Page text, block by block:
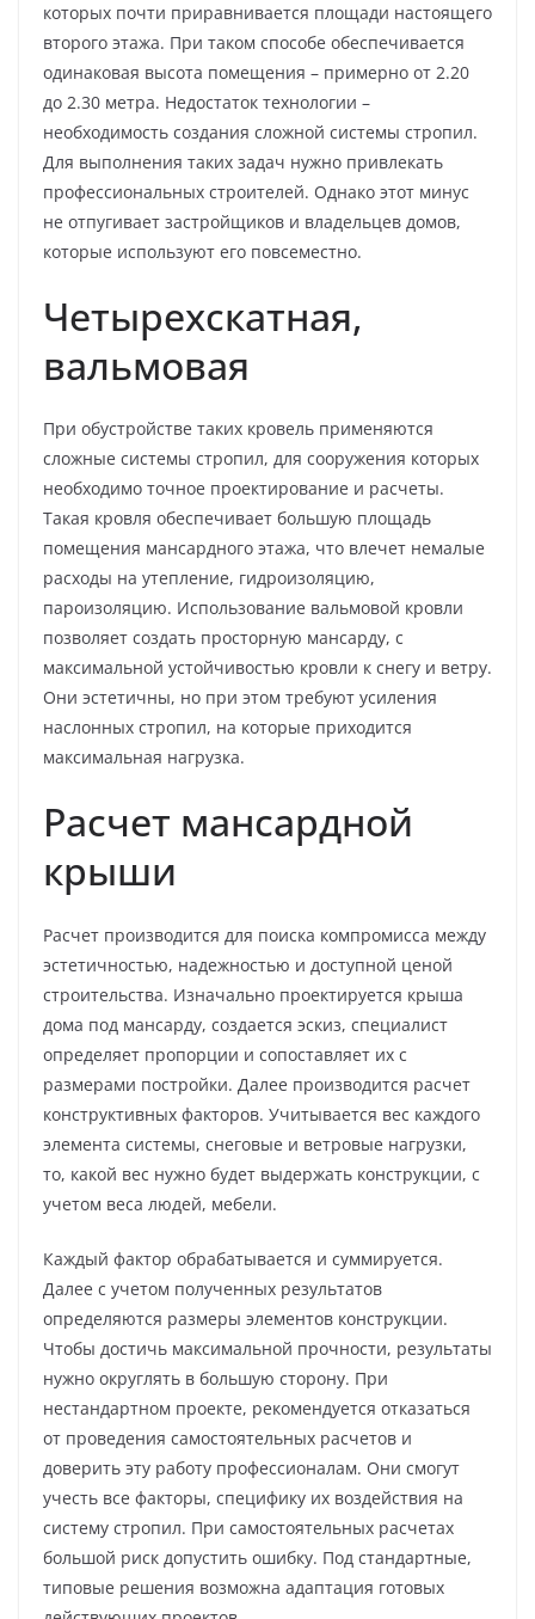
которых почти приравнивается площади настоящего
второго этажа. При таком способе обеспечивается
одинаковая высота помещения – примерно от 2.20
до 2.30 метра. Недостаток технологии –
необходимость создания сложной системы стропил.
Для выполнения таких задач нужно привлекать
профессиональных строителей. Однако этот минус
не отпугивает застройщиков и владельцев домов,
которые используют его повсеместно.
Четырехскатная,
вальмовая
При обустройстве таких кровель применяются
сложные системы стропил, для сооружения которых
необходимо точное проектирование и расчеты.
Такая кровля обеспечивает большую площадь
помещения мансардного этажа, что влечет немалые
расходы на утепление, гидроизоляцию,
пароизоляцию. Использование вальмовой кровли
позволяет создать просторную мансарду, с
максимальной устойчивостью кровли к снегу и ветру.
Они эстетичны, но при этом требуют усиления
наслонных стропил, на которые приходится
максимальная нагрузка.
Расчет мансардной
крыши
Расчет производится для поиска компромисса между
эстетичностью, надежностью и доступной ценой
строительства. Изначально проектируется крыша
дома под мансарду, создается эскиз, специалист
определяет пропорции и сопоставляет их с
размерами постройки. Далее производится расчет
конструктивных факторов. Учитывается вес каждого
элемента системы, снеговые и ветровые нагрузки,
то, какой вес нужно будет выдержать конструкции, с
учетом веса людей, мебели.
Каждый фактор обрабатывается и суммируется.
Далее с учетом полученных результатов
определяются размеры элементов конструкции.
Чтобы достичь максимальной прочности, результаты
нужно округлять в большую сторону. При
нестандартном проекте, рекомендуется отказаться
от проведения самостоятельных расчетов и
доверить эту работу профессионалам. Они смогут
учесть все факторы, специфику их воздействия на
систему стропил. При самостоятельных расчетах
большой риск допустить ошибку. Под стандартные,
типовые решения возможна адаптация готовых